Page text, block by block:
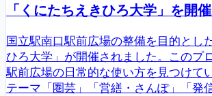
「くにたちえきひろ大学」を開
国立駅南口駅前広場の整備を目的とし
ひろ大学」が開催されました。このプ
駅前広場の日常的な使い方を見つけて
テーマ「圏芸」「営繕・さんぽ」「発